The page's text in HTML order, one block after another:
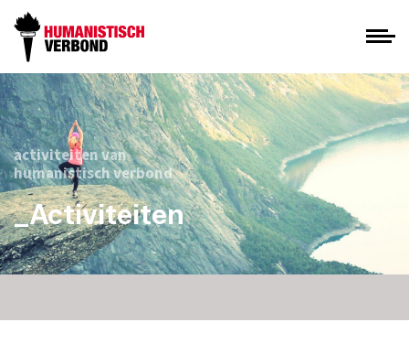
activiteiten van
humanistisch verbond
_Activiteiten